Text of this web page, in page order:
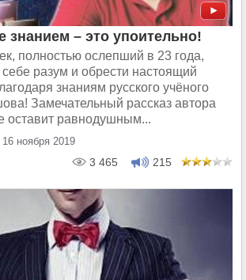
знанием – это упоительно!
полностью ослепший в 23 года,
себе разум и обрести настоящий
знаниям русского учёного
Замечательный рассказ автора
оставит равнодушным...
ноября 2019
3 465 215